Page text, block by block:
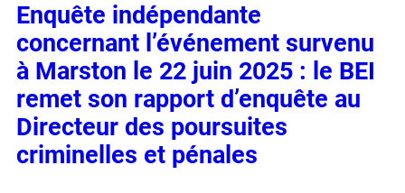
Enquête indépendante
concernant l’événement survenu
à Marston le 22 juin 2025 : le BEI
remet son rapport d’enquête au
Directeur des poursuites
criminelles et pénales